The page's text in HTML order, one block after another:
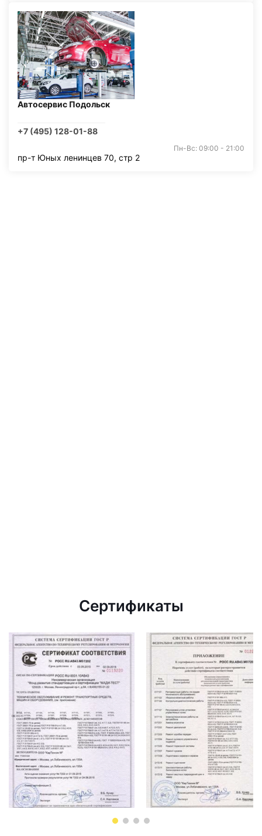
Автосервис Подольск
+7 (495) 128-01-88
Пн-Вс: 09:00 - 21:00
пр-т Юных ленинцев 70, стр 2
Сертификаты